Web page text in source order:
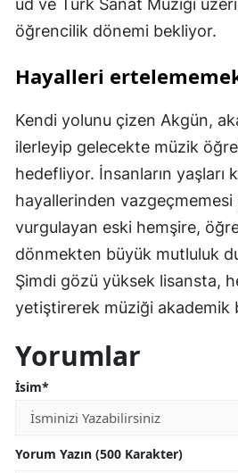
ud ve Türk Sanat Müziği
öğrencilik dönemi bekliyor.
Hayalleri
Kendi yolunu çizen Akgün,
ilerleyip gelecekte müzik
hedefliyor. İnsanların yaşları
hayallerinden
vurgulayan eski hemşire,
dönmekten büyük mutluluk
Şimdi gözü yüksek lisansta,
yetiştirerek müziği akademik
Yorumlar
İsim*
Yorum Yazın (500 Karakter)